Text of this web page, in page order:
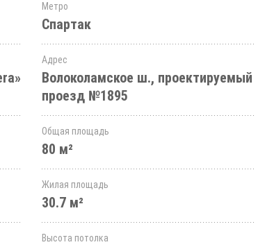
Метро
Спартак
Адрес
Волоколамское ш., проектируемый
проезд №1895
Общая площадь
80 м²
Жилая площадь
30.7 м²
Высота потолка